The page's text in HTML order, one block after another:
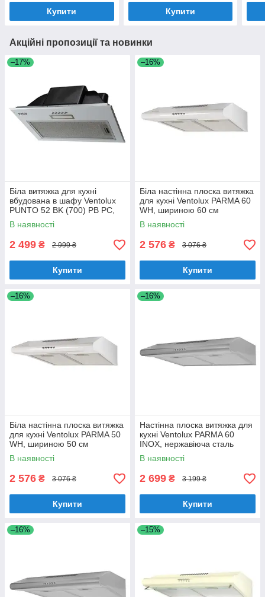
Купити Купити
Акційні пропозиції та новинки
–17%
Біла витяжка для кухні
вбудована в шафу Ventolux
PUNTO 52 BK (700) PB PC,
шириною 52 см
В наявності
2 499 ₴ 2 999 ₴
Купити
–16%
Біла настінна плоска витяжка
для кухні Ventolux PARMA 60
WH, шириною 60 см
В наявності
2 576 ₴ 3 076 ₴
Купити
–16%
Біла настінна плоска витяжка
для кухні Ventolux PARMA 50
WH, шириною 50 см
В наявності
2 576 ₴ 3 076 ₴
Купити
–16%
Настінна плоска витяжка для
кухні Ventolux PARMA 60
INOX, нержавіюча сталь
шириною 60 см
В наявності
2 699 ₴ 3 199 ₴
Купити
–16% –15%